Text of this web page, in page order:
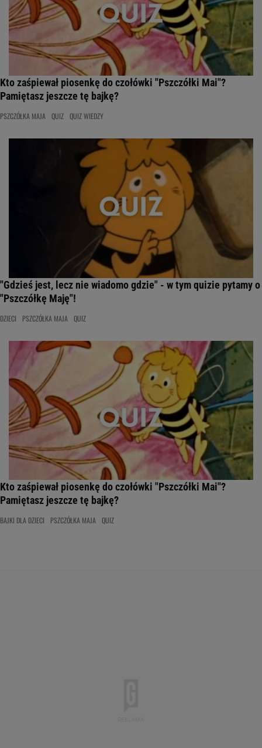
Kto zaśpiewał piosenkę do czołówki "Pszczółki Mai"?
Pamiętasz jeszcze tę bajkę?
PSZCZÓŁKA MAJA QUIZ QUIZ WIEDZY
"Gdzieś jest, lecz nie wiadomo gdzie" - w tym quizie pytamy o
"Pszczółkę Maję"!
DZIECI PSZCZÓŁKA MAJA QUIZ
Kto zaśpiewał piosenkę do czołówki "Pszczółki Mai"?
Pamiętasz jeszcze tę bajkę?
BAJKI DLA DZIECI PSZCZÓŁKA MAJA QUIZ